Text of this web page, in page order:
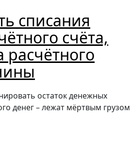
списания
счёта,
расчётного
остаток денежных
денег – лежат мёртвым грузом